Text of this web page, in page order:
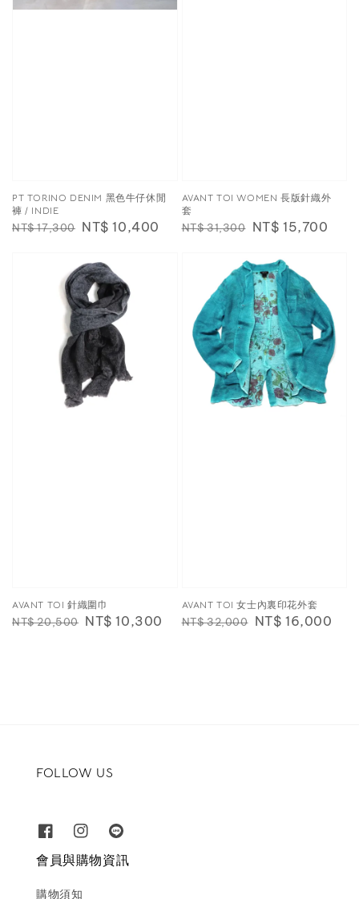
PT TORINO DENIM 黑色牛仔休閒
褲 / INDIE
Regular
NT$ 17,300 Sale
NT$ 10,400
AVANT TOI WOMEN 長版針織外
套
Regular
NT$ 31,300 Sale
NT$ 15,700
AVANT TOI 針織圍巾
Regular
NT$ 20,500 Sale
NT$ 10,300
AVANT TOI 女士內裏印花外套
Regular
NT$ 32,000 Sale
NT$ 16,000
FOLLOW US
會員與購物資訊
購物須知